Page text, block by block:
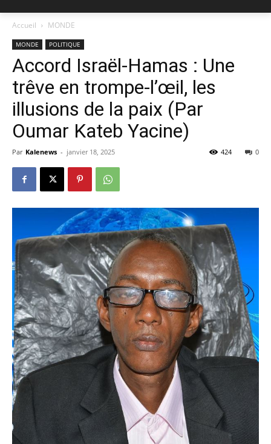
Accueil MONDE
MONDE POLITIQUE
Accord Israël-Hamas : Une
trêve en trompe-l’œil, les
illusions de la paix (Par
Oumar Kateb Yacine)
Par Kalenews - janvier 18, 2025 0
424